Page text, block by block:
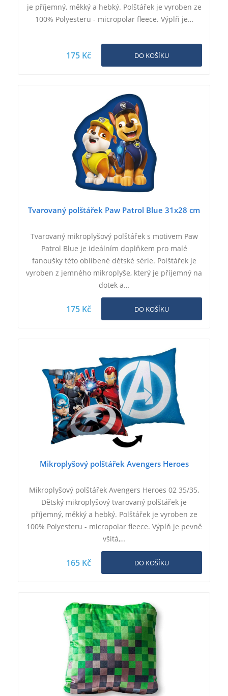
je příjemný, měkký a hebký. Polštářek je vyroben ze
100% Polyesteru - micropolar fleece. Výplň je…
175 Kč DO KOŠÍKU
Tvarovaný polštářek Paw Patrol Blue 31x28 cm
Tvarovaný mikroplyšový polštářek s motivem Paw
Patrol Blue je ideálním doplňkem pro malé
fanoušky této oblíbené dětské série. Polštářek je
vyroben z jemného mikroplyše, který je příjemný na
dotek a…
175 Kč DO KOŠÍKU
Mikroplyšový polštářek Avengers Heroes
Mikroplyšový polštářek Avengers Heroes 02 35/35.
Dětský mikroplyšový tvarovaný polštářek je
příjemný, měkký a hebký. Polštářek je vyroben ze
100% Polyesteru - micropolar fleece. Výplň je pevně
všitá,…
165 Kč DO KOŠÍKU